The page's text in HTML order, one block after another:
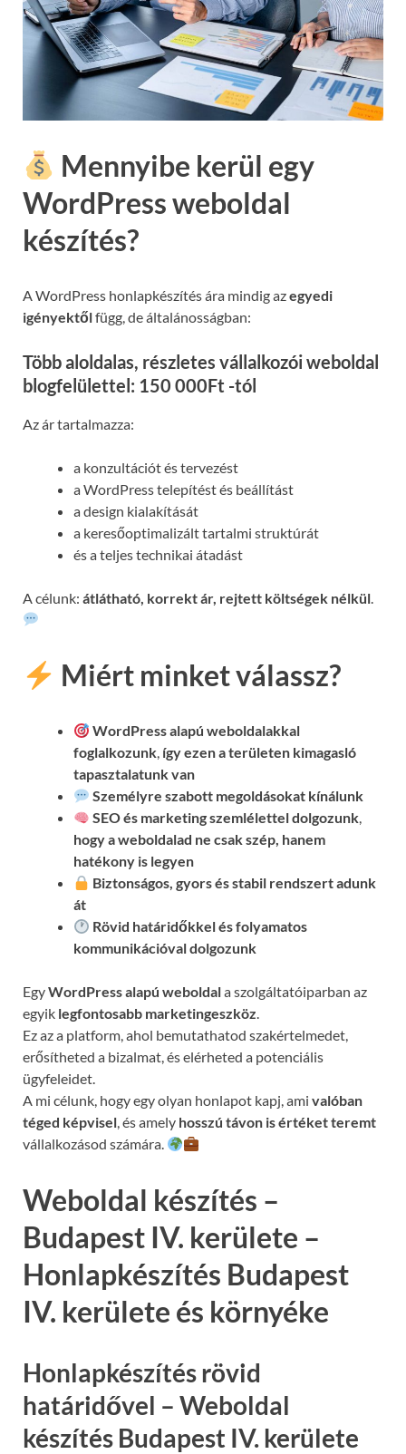
Mennyibe kerül egy
WordPress weboldal
készítés?
A WordPress honlapkészítés ára mindig azegyedi
igényektőlfügg, de általánosságban:
Több aloldalas, részletes vállalkozói weboldal
blogfelülettel: 150 000Ft -tól
Az ár tartalmazza:
a konzultációt és tervezést
a WordPress telepítést és beállítást
a design kialakítását
a keresőoptimalizált tartalmi struktúrát
és a teljes technikai átadást
A célunk: átlátható, korrekt ár, rejtett költségek nélkül
Miért minket válassz?
WordPress alapú weboldalakkal
foglalkozunk, így ezen a területen kimagasló
tapasztalatunk van
Személyre szabott megoldásokat kínálunk
SEO és marketing szemlélettel dolgozunk,
hogy a weboldalad ne csak szép, hanem
hatékony is legyen
Biztonságos, gyors és stabil rendszert adunk
át
Rövid határidőkkel és folyamatos
kommunikációvaldolgozunk
EgyWordPress alapú weboldala szolgáltatóiparban az
egyik legfontosabb marketingeszköz.
Ez az a platform, ahol bemutathatod szakértelmedet,
erősítheted a bizalmat, és elérheted a potenciális
ügyfeleidet.
A mi célunk, hogy egy olyan honlapot kapj, ami valóban
téged képvisel, és amely hosszú távon is értéket teremt
vállalkozásod számára.
Weboldal készítés –
Budapest IV. kerülete –
Honlapkészítés Budapest
IV. kerülete és környéke
Honlapkészítés rövid
határidővel – Weboldal
készítés Budapest IV. kerülete